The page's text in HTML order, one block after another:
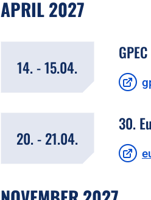
APRIL 2027
14. - 15.04.
20. - 21.04.
30.